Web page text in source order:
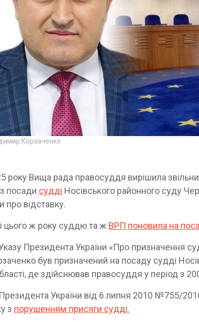
Корзаченко
року Вища рада правосуддя вирішила
посади судді Носівського районного суду
про відставку.
цього ж року суддю та ж ВРП поновила на
Президента України «Про призначення
був призначений на посаду судді
де здійснював правосуддя у період з
України від 6 липня 2010 №755/
з порушенням присяги судді.